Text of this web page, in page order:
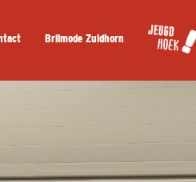
Brilmode Zuidhorn